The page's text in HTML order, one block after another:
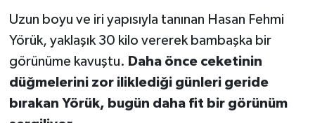
Uzun boyu ve iri yapısıyla tanınan Hasan Fehmi
Yörük, yaklaşık 30 kilo vererek bambaşka bir
görünüme kavuştu. Daha önce ceketinin
düğmelerini zor iliklediği günleri geride
bırakan Yörük, bugün daha fit bir görünüm
KÜLTÜR-SANAT
MAGAZİN
MANŞET
Manyas